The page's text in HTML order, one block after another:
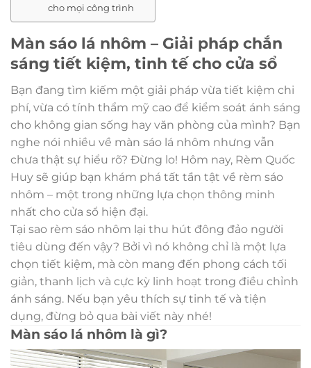
cho mọi công trình
Màn sáo lá nhôm – Giải pháp chắn
sáng tiết kiệm, tinh tế cho cửa sổ
Bạn đang tìm kiếm một giải pháp vừa tiết kiệm chi
phí, vừa có tính thẩm mỹ cao để kiểm soát ánh sáng
cho không gian sống hay văn phòng của mình? Bạn
nghe nói nhiều về màn sáo lá nhôm nhưng vẫn
chưa thật sự hiểu rõ? Đừng lo! Hôm nay, Rèm Quốc
Huy sẽ giúp bạn khám phá tất tần tật về rèm sáo
nhôm – một trong những lựa chọn thông minh
nhất cho cửa sổ hiện đại.
Tại sao rèm sáo nhôm lại thu hút đông đảo người
tiêu dùng đến vậy? Bởi vì nó không chỉ là một lựa
chọn tiết kiệm, mà còn mang đến phong cách tối
giản, thanh lịch và cực kỳ linh hoạt trong điều chỉnh
ánh sáng. Nếu bạn yêu thích sự tinh tế và tiện
dụng, đừng bỏ qua bài viết này nhé!
Màn sáo lá nhôm là gì?